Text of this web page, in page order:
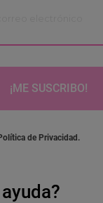
¡ME SUSCRIBO!
de Privacidad.